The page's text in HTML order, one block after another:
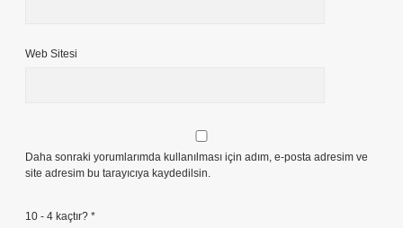
Web Sitesi
Daha sonraki yorumlarımda kullanılması için adım, e-posta adresim ve
site adresim bu tarayıcıya kaydedilsin.
10 - 4 kaçtır? *